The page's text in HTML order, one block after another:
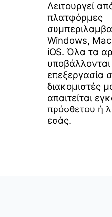
Λειτουργεί
πλατφόρμες
Windows,
iOS. Όλα τα
επεξεργασία
διακομιστές
απαιτείται
πρόσθετου ή
εσάς.